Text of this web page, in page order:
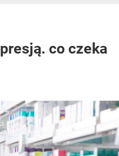
co czeka